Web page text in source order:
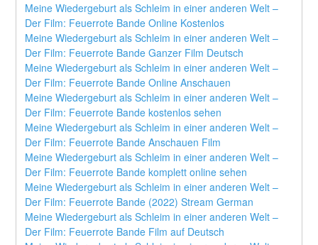
Meine Wiedergeburt als Schleim in einer anderen Welt –
Der Film: Feuerrote Bande Online Kostenlos
Meine Wiedergeburt als Schleim in einer anderen Welt –
Der Film: Feuerrote Bande Ganzer Film Deutsch
Meine Wiedergeburt als Schleim in einer anderen Welt –
Der Film: Feuerrote Bande Online Anschauen
Meine Wiedergeburt als Schleim in einer anderen Welt –
Der Film: Feuerrote Bande kostenlos sehen
Meine Wiedergeburt als Schleim in einer anderen Welt –
Der Film: Feuerrote Bande Anschauen Film
Meine Wiedergeburt als Schleim in einer anderen Welt –
Der Film: Feuerrote Bande komplett online sehen
Meine Wiedergeburt als Schleim in einer anderen Welt –
Der Film: Feuerrote Bande (2022) Stream German
Meine Wiedergeburt als Schleim in einer anderen Welt –
Der Film: Feuerrote Bande Film auf Deutsch